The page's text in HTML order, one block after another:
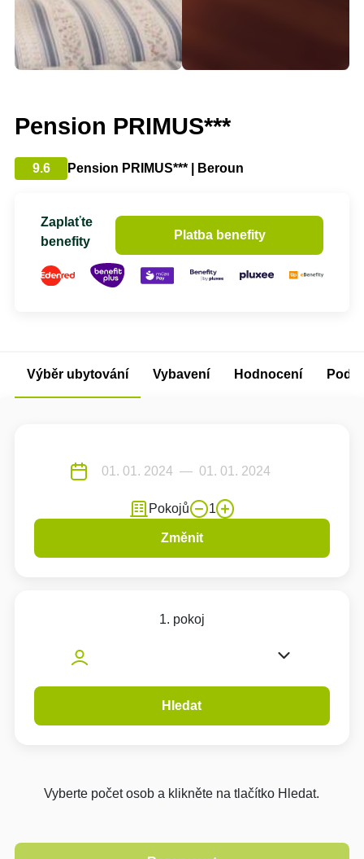
Pension PRIMUS***
9.6 Pension PRIMUS*** | Beroun
Zaplaťte
benefity
Platba benefity
Výběr ubytování Vybavení Hodnocení
Pokojů 1
Změnit
1. pokoj
Hledat
Vyberte počet osob a klikněte na tlačítko Hledat.